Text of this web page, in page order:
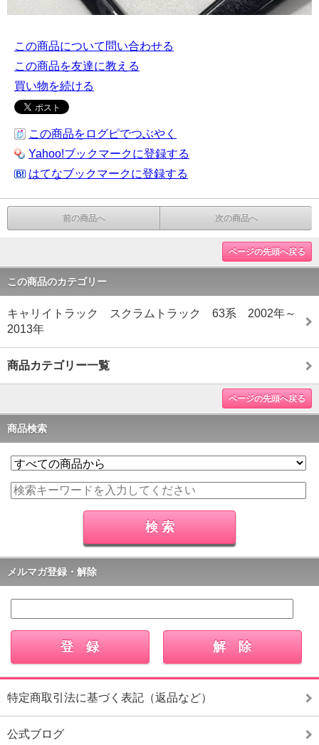
この商品について問い合わせる
この商品を友達に教える
買い物を続ける
この商品をログピでつぶやく
Yahoo!ブックマークに登録する
はてなブックマークに登録する
前の商品へ 次の商品へ
ページの先頭へ戻る
この商品のカテゴリー
キャリイトラック スクラムトラック 63系 2002年～
2013年
商品カテゴリー一覧
ページの先頭へ戻る
商品検索
メルマガ登録・解除
特定商取引法に基づく表記（返品など）
公式ブログ